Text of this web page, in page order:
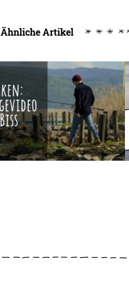
Ähnliche Artikel